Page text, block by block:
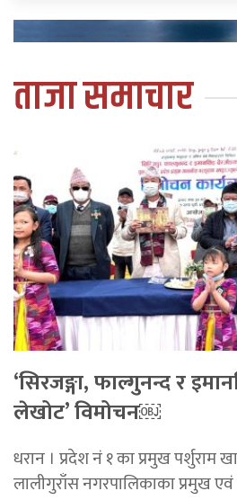
ताजा समाचार
‘सिरजङ्गा, फाल्गुनन्द र
लेखोट’ विमोचन￼
धरान । प्रदेश नं १ का प्रमुख पर्शुराम
लालीगुराँस नगरपालिकाका प्रमुख